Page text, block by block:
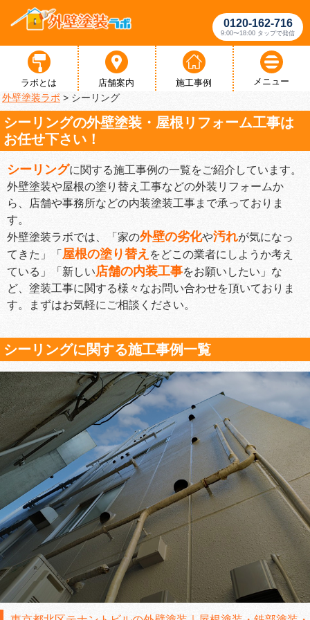
0120-162-716
9:00〜18:00 タップで発信
ラボとは 店舗案内 施工事例 メニュー
外壁塗装ラボ > シーリング
シーリングの外壁塗装・屋根リフォーム工事は
お任せ下さい！
シーリングに関する施工事例の一覧をご紹介しています。
外壁塗装や屋根の塗り替え工事などの外装リフォームか
ら、店舗や事務所などの内装塗装工事まで承っておりま
す。
外壁塗装ラボでは、「家の外壁の劣化や汚れが気になっ
てきた」「 屋根の塗り替え をどこの業者にしようか考え
ている」「新しい店舗の内装工事をお願いしたい」な
ど、塗装工事に関する様々なお問い合わせを頂いておりま
す。まずはお気軽にご相談ください。
シーリングに関する施工事例一覧